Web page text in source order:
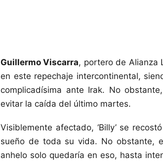
Guillermo Viscarra, portero de Alianza
en este repechaje intercontinental,
complicadísima ante Irak. No
evitar la caída del último martes.
Visiblemente afectado, ‘Billy’ se
sueño de toda su vida. No obstante,
anhelo solo quedaría en eso, hasta